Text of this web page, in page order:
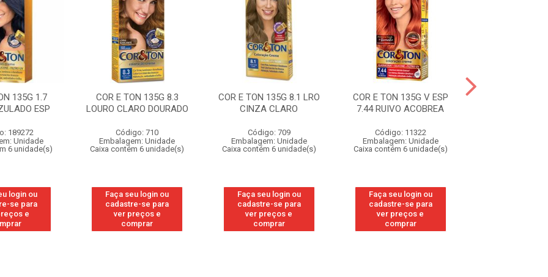
135G 1.7
ESP
189272
Unidade
6 unidade(s)
login ou
se para
e
COR E TON 135G 8.3
LOURO CLARO DOURADO
Código: 710
Embalagem: Unidade
Caixa contém 6 unidade(s)
Faça seu login ou
cadastre-se para
ver preços e
comprar
COR E TON 135G 8.1 LRO
CINZA CLARO
Código: 709
Embalagem: Unidade
Caixa contém 6 unidade(s)
Faça seu login ou
cadastre-se para
ver preços e
comprar
COR E TON 135G V ESP
7.44 RUIVO ACOBREA
Código: 11322
Embalagem: Unidade
Caixa contém 6 unidade(s)
Faça seu login ou
cadastre-se para
ver preços e
comprar